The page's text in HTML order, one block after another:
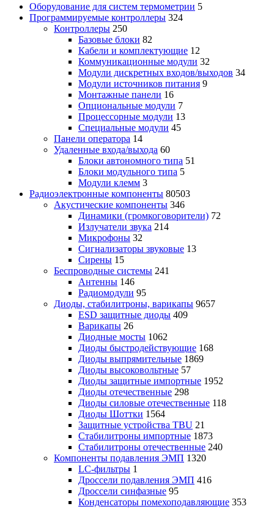
Оборудование для систем термометрии 5
Программируемые контроллеры 324
Контроллеры 250
Базовые блоки 82
Кабели и комплектующие 12
Коммуникационные модули 32
Модули дискретных входов/выходов 34
Модули источников питания 9
Монтажные панели 16
Опциональные модули 7
Процессорные модули 13
Специальные модули 45
Панели оператора 14
Удаленные входа/выхода 60
Блоки автономного типа 51
Блоки модульного типа 5
Модули клемм 3
Радиоэлектронные компоненты 80503
Акустические компоненты 346
Динамики (громкоговорители) 72
Излучатели звука 214
Микрофоны 32
Сигнализаторы звуковые 13
Сирены 15
Беспроводные системы 241
Антенны 146
Радиомодули 95
Диоды, стабилитроны, варикапы 9657
ESD защитные диоды 409
Варикапы 26
Диодные мосты 1062
Диоды быстродействующие 168
Диоды выпрямительные 1869
Диоды высоковольтные 57
Диоды защитные импортные 1952
Диоды отечественные 298
Диоды силовые отечественные 118
Диоды Шоттки 1564
Защитные устройства TBU 21
Стабилитроны импортные 1873
Стабилитроны отечественные 240
Компоненты подавления ЭМП 1320
LC-фильтры 1
Дроссели подавления ЭМП 416
Дроссели синфазные 95
Конденсаторы помехоподавляющие 353